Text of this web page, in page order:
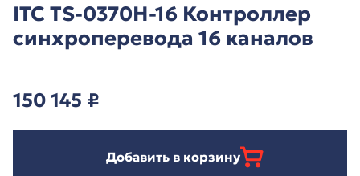
ITC TS-0370H-16 Контроллер
синхроперевода 16 каналов
150 145 ₽
Добавить в корзину